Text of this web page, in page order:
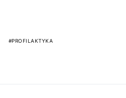
PROFILAKTYKA